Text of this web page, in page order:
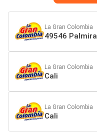
La Gran Colombia
49546 Palmira
La Gran Colombia
Cali
La Gran Colombia
Cali